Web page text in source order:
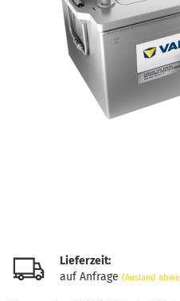
Lieferzeit:
auf Anfrage (Ausland